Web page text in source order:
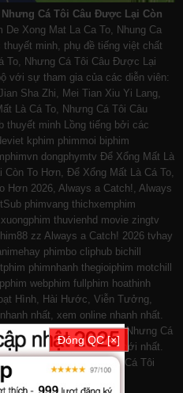
Cá Tôi Câu Được Lại Còn
De Xong Mat La Ca To, Nhung Ca
minh, phụ đề tiếng việt chất
To, Nhưng Cá Tôi Câu Được Lại
với sự tham gia của các diễn viên:
Sha Zhi, Mei Tian Xiu Yi Lang,
Là Cá To, Nhưng Cá Tôi Câu
minh Lồng tiếng bởi các
kphim phimmoi biphim
dongphymtv Để Xổng Mất Là
To Hơn, Để Xổng Mất Là Cá To,
Hơn 2026, Always a Catch!, Always
phimvang thichxemphim
xuongphim thuvienhd movie zingtv
zz Always a Catch! 2026 tvhay
phimbo cliphub bichill
phimnhanh thegioiphim motchill
webphim fullphim hoathinh
Hình, Hài Hước, Viễn Tưởng,
nhất, xem online nhanh nhất.
Để Xổng Mất Là Cá To, Nhưng Cá
SCTV GOTV FullHD mới nhất.
Mất Là Cá To, Nhưng Cá Tôi
12)
Đóng QC [×]